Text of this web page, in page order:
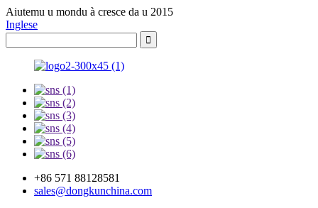
Aiutemu u mondu à cresce da u 2015
Inglese
+86 571 88128581
sales@dongkunchina.com